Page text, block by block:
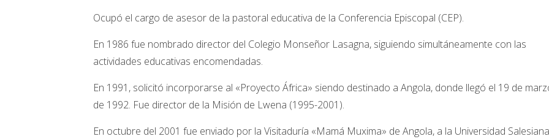
Ocupó el cargo de asesor de la pastoral educativa de la Conferencia Episcopal (CEP).
En 1986 fue nombrado director del Colegio Monseñor Lasagna, siguiendo simultáneamente con las
actividades educativas encomendadas.
En 1991, solicitó incorporarse al «Proyecto África» siendo destinado a Angola, donde llegó el 19 de
de 1992. Fue director de la Misión de Lwena (1995-2001).
En octubre del 2001 fue enviado por la Visitaduría «Mamá Muxima» de Angola, a la Universidad Salesiana